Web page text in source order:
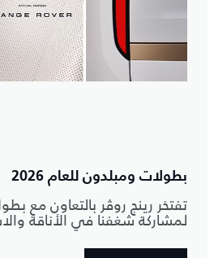
بطولات ومبلدون للعام 2026
تفتخر رينج روڤر بالتعاون مع
لمشاركة شغفنا في الأناقة